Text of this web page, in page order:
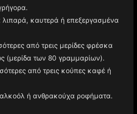
καυτερά ή επεξεργασμένα
από τρεις μερίδες φρέσκα
(μερίδα των 80 γραμμαρίων).
από τρεις κούπες καφέ ή
ή ανθρακούχα ροφήματα.